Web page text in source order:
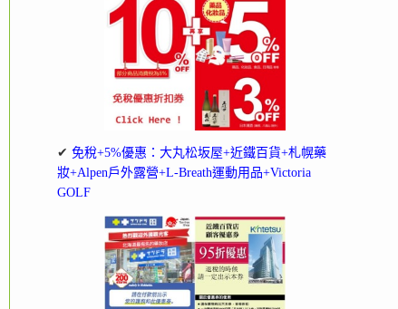
✔ 免稅+5%優惠：大丸松坂屋+近鐵百貨+札幌藥
妝+Alpen戶外露營+L-Breath運動用品+Victoria
GOLF